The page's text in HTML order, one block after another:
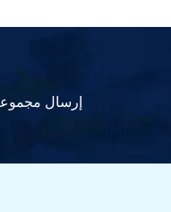
إرسال